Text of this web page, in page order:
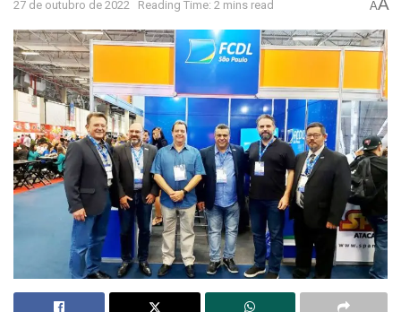
27 de outubro de 2022 Reading Time: 2 mins read AA